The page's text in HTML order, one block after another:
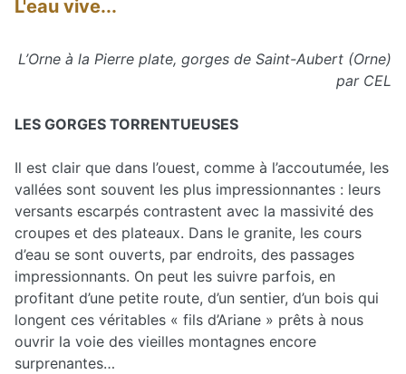
L'eau vive...
L’Orne à la Pierre plate, gorges de Saint-Aubert (Orne)
par CEL
LES GORGES TORRENTUEUSES
Il est clair que dans l’ouest, comme à l’accoutumée, les
vallées sont souvent les plus impressionnantes : leurs
versants escarpés contrastent avec la massivité des
croupes et des plateaux. Dans le granite, les cours
d’eau se sont ouverts, par endroits, des passages
impressionnants. On peut les suivre parfois, en
profitant d’une petite route, d’un sentier, d’un bois qui
longent ces véritables « fils d’Ariane » prêts à nous
ouvrir la voie des vieilles montagnes encore
surprenantes…